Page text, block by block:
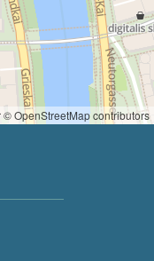
© OpenStreetMap contributors